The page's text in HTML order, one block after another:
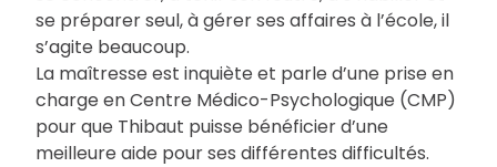
se préparer seul, à gérer ses affaires à l’école, il
s’agite beaucoup.
La maîtresse est inquiète et parle d’une prise en
charge en Centre Médico-Psychologique (CMP)
pour que Thibaut puisse bénéficier d’une
meilleure aide pour ses différentes difficultés.